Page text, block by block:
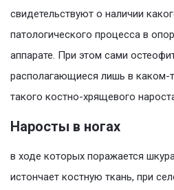
свидетельствуют о наличии
патологического процесса в
аппарате. При этом сами
располагающиеся лишь в каком-
такого костно-хрящевого
Наросты в ногах
в ходе которых поражается
истончает костную ткань, при